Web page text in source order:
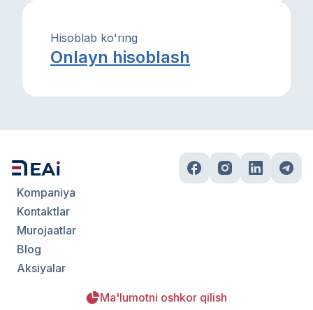
Hisoblab ko'ring
Onlayn hisoblash
Kompaniya
Kontaktlar
Murojaatlar
Blog
Aksiyalar
Ma'lumotni oshkor qilish